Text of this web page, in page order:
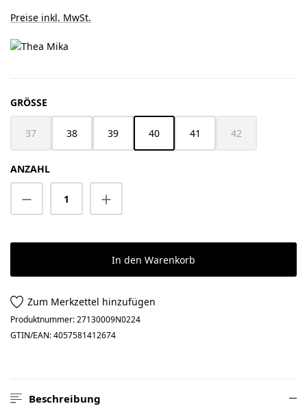
Preise inkl. MwSt.
GRÖSSE
37
(Diese Option ist zurzeit nicht verfügbar.)
38 39 40 41 42
(Diese Option ist
ANZAHL
Produkt Anzahl: Gib den gewünschten
In den Warenkorb
Zum Merkzettel hinzufügen
Produktnummer:27130009N0224
GTIN/EAN:4057581412674
Beschreibung